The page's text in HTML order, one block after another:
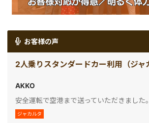
お客様の声
AKKO
安全運転で空港まで送っていただきました。
ジャカルタ